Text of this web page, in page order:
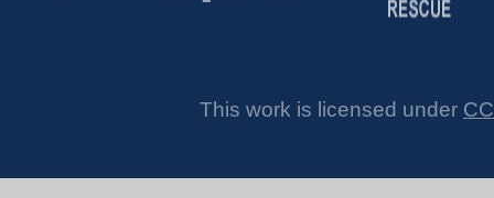
This work is licensed under